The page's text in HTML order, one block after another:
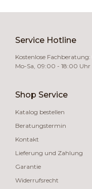
Service Hotline
Kostenlose Fachberatung:
Mo-Sa, 09:00 - 18:00 Uhr
Shop Service
Katalog bestellen
Beratungstermin
Kontakt
Lieferung und Zahlung
Garantie
Widerrufsrecht